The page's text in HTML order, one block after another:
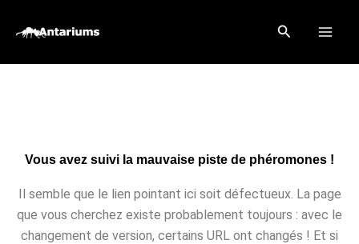
Rechercher
Vous avez suivi la mauvaise piste de phéromones !
Il semble que le lien pointant ici soit défectueux. La page
que vous cherchez existe probablement toujours : avec le
changement de version, certains URL ont changés ! Et si